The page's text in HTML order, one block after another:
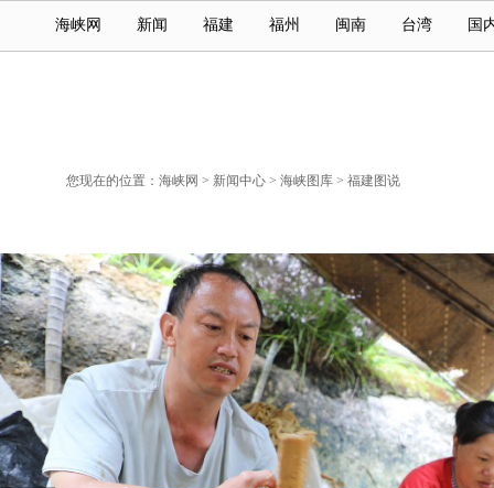
海峡网 新闻 福建 福州 闽南 台湾 国
您现在的位置： 海峡网 > 新闻中心 > 海峡图库 > 福建图说